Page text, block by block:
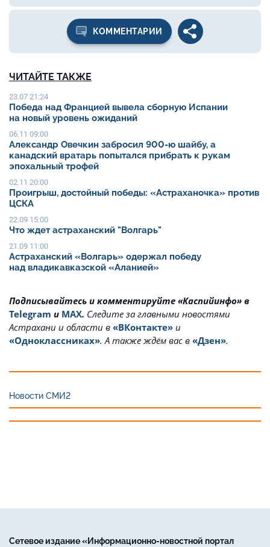
КОММЕНТАРИИ
ЧИТАЙТЕ ТАКЖЕ
23.07 21:24
Победа над Францией вывела сборную Испании
на новый уровень ожиданий
06.11 09:00
Александр Овечкин забросил 900-ю шайбу, а
канадский вратарь попытался прибрать к рукам
эпохальный трофей
02.11 20:00
Проигрыш, достойный победы: «Астраханочка» против
ЦСКА
22.09 15:00
Что ждет астраханский "Волгарь"
21.09 11:00
Астраханский «Волгарь» одержал победу
над владикавказской «Аланией»
Подписывайтесь и комментируйте «Каспийинфо» в
Telegram и MAX. Cледите за главными новостями
Астрахани и области в «ВКонтакте» и
«Одноклассниках». А также ждём вас в «Дзен».
Новости СМИ2
Сетевое издание «Информационно-новостной портал